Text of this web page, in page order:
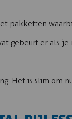
pakketten
gebeurt er als
Het is slim om